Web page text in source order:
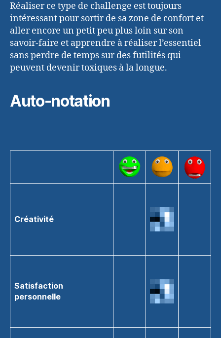
Réaliser ce type de challenge est toujours
intéressant pour sortir de sa zone de confort et
aller encore un petit peu plus loin sur son
savoir-faire et apprendre à réaliser l’essentiel
sans perdre de temps sur des futilités qui
peuvent devenir toxiques à la longue.
Auto-notation
Créativité
Satisfaction
personnelle